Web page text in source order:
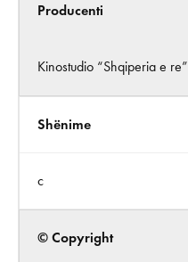
Producenti
Kinostudio “Shqiperia e re”
Shënime
c
© Copyright